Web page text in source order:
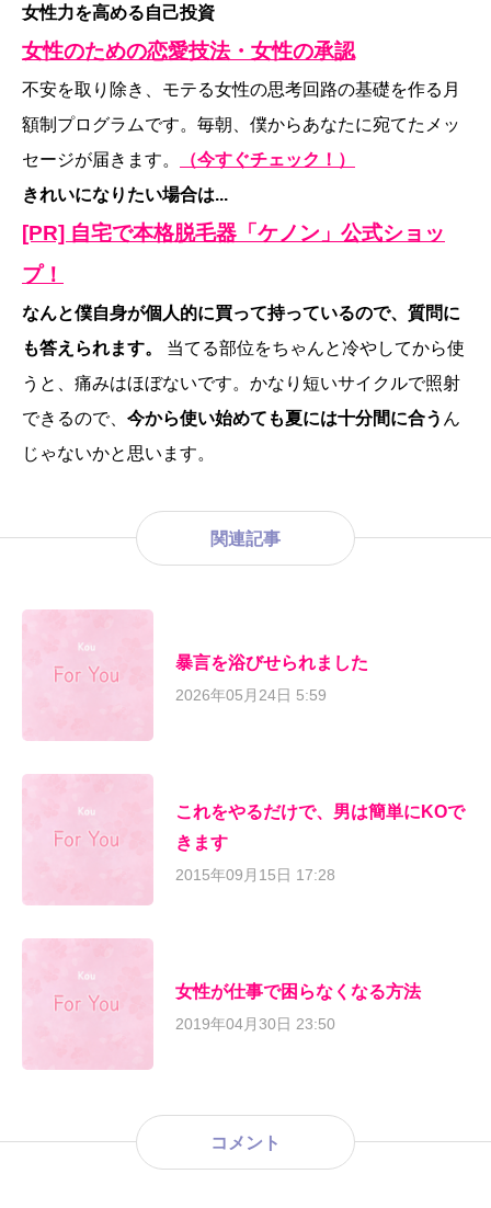
女性力を高める自己投資
女性のための恋愛技法・女性の承認
不安を取り除き、モテる女性の思考回路の基礎を作る月
額制プログラムです。毎朝、僕からあなたに宛てたメッ
セージが届きます。
（今すぐチェック！）
きれいになりたい場合は...
[PR] 自宅で本格脱毛器「ケノン」公式ショッ
プ！
なんと僕自身が個人的に買って持っているので、質問に
も答えられます。
当てる部位をちゃんと冷やしてから使
うと、痛みはほぼないです。かなり短いサイクルで照射
できるので、 今から使い始めても夏には十分間に合う ん
じゃないかと思います。
関連記事
暴言を浴びせられました
2026年05月24日 5:59
これをやるだけで、男は簡単にKOで
きます
2015年09月15日 17:28
女性が仕事で困らなくなる方法
2019年04月30日 23:50
コメント